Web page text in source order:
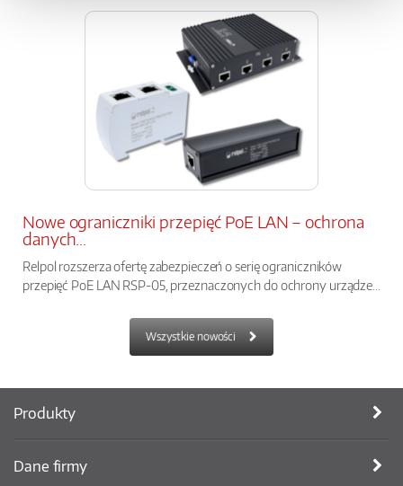
Nowe ograniczniki przepięć PoE LAN – ochrona
danych...
Relpol rozszerza ofertę zabezpieczeń o serię ograniczników
przepięć PoE LAN RSP-05, przeznaczonych do ochrony urządze...
Wszystkie nowości
Produkty
Dane firmy